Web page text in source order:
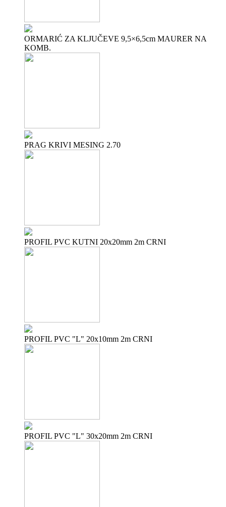
ORMARIĆ ZA KLJUČEVE 9,5×6,5cm MAURER NA
KOMB.
PRAG KRIVI MESING 2.70
PROFIL PVC KUTNI 20x20mm 2m CRNI
PROFIL PVC "L" 20x10mm 2m CRNI
PROFIL PVC "L" 30x20mm 2m CRNI